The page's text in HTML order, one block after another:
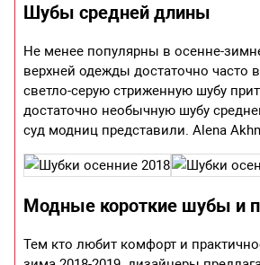
Шубы средней длины
Не менее популярны в осенне-
верхней одежды достаточно часто
светло-серую стриженную шубу
достаточно необычную шубу
суд модниц представили. Alena
Модные короткие шубы и
Тем кто любит комфорт и